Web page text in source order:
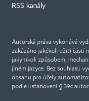
RSS kanály
Autorská práva vykonává
zakázáno jakékoli užití částí
jakýmkoli způsobem,
jiném jazyce. Bez souhlasu
obsahu pro účely
podle ustanovení § 39c